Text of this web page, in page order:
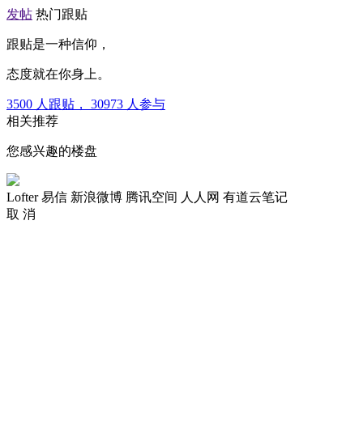
发帖 热门跟贴
跟贴是一种信仰，
态度就在你身上。
3500 人跟贴， 30973 人参与
相关推荐
您感兴趣的楼盘
Lofter 易信 新浪微博 腾讯空间 人人网 有道云笔记
取 消